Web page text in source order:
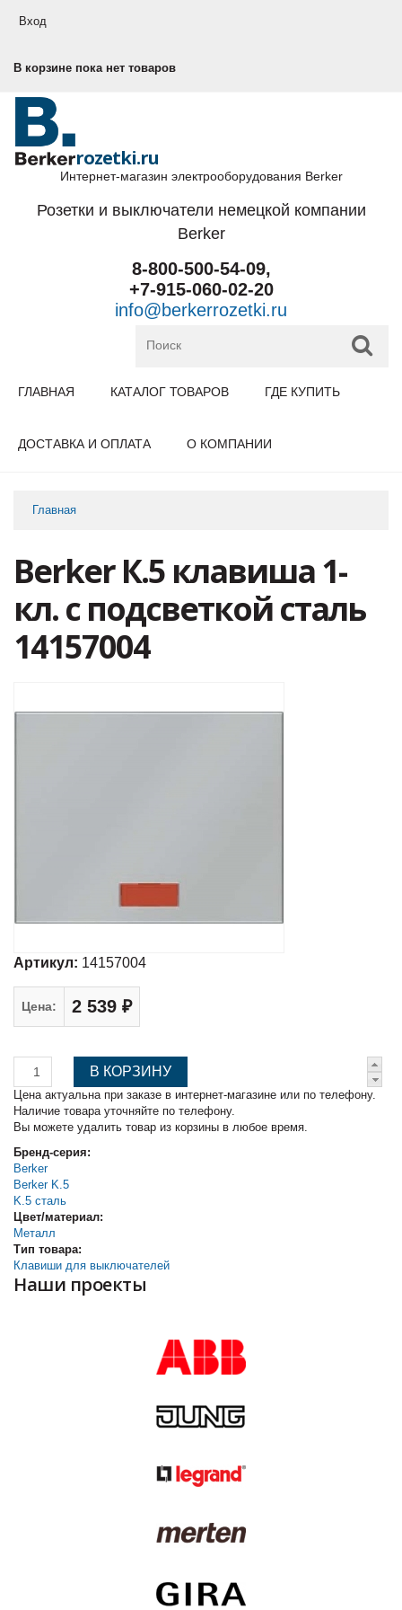
Вход
В корзине пока нет товаров
rozetki.ru
Интернет-магазин электрооборудования Berker
Розетки и выключатели немецкой компании
Berker
8-800-500-54-09,
+7-915-060-02-20
info@berkerrozetki.ru
ГЛАВНАЯ КАТАЛОГ ТОВАРОВ ГДЕ КУПИТЬ
ДОСТАВКА И ОПЛАТА О КОМПАНИИ
Главная
Berker К.5 клавиша 1-
кл. с подсветкой сталь
14157004
Артикул: 14157004
Цена: 2 539 ₽
Цена актуальна при заказе в интернет-магазине или по телефону.
Наличие товара уточняйте по телефону.
Вы можете удалить товар из корзины в любое время.
Бренд-серия:
Berker
Berker K.5
K.5 сталь
Цвет/материал:
Металл
Тип товара:
Клавиши для выключателей
Наши проекты